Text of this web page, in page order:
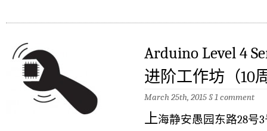
Arduino Level 4
进阶工作坊（10
March 25th, 2015§1 comment
上海静安愚园东路28号